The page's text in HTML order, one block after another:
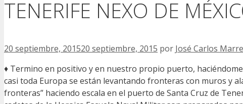
TENERIFE NEXO DE
20 septiembre, 201520 septiembre, 2015 por José Carlos
♦ Termino en positivo y en nuestro propio puerto,
casi toda Europa se están levantando fronteras con muros y
fronteras” haciendo escala en el puerto de Santa Cruz de